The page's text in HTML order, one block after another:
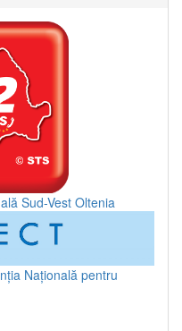
Sud-Vest Oltenia
Națională pentru